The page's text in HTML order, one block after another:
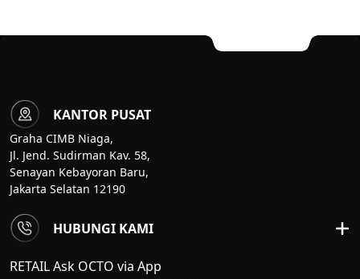
KANTOR PUSAT
Graha CIMB Niaga,
Jl. Jend. Sudirman Kav. 58,
Senayan Kebayoran Baru,
Jakarta Selatan 12190
HUBUNGI KAMI
RETAIL Ask OCTO via App